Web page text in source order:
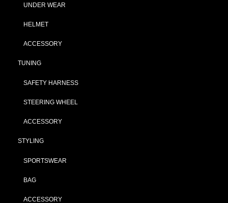
UNDER WEAR
HELMET
ACCESSORY
TUNING
SAFETY HARNESS
STEERING WHEEL
ACCESSORY
STYLING
SPORTSWEAR
BAG
ACCESSORY